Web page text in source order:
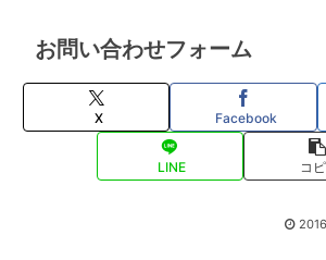
お問い合わせフォーム
X Facebook
LINE コ